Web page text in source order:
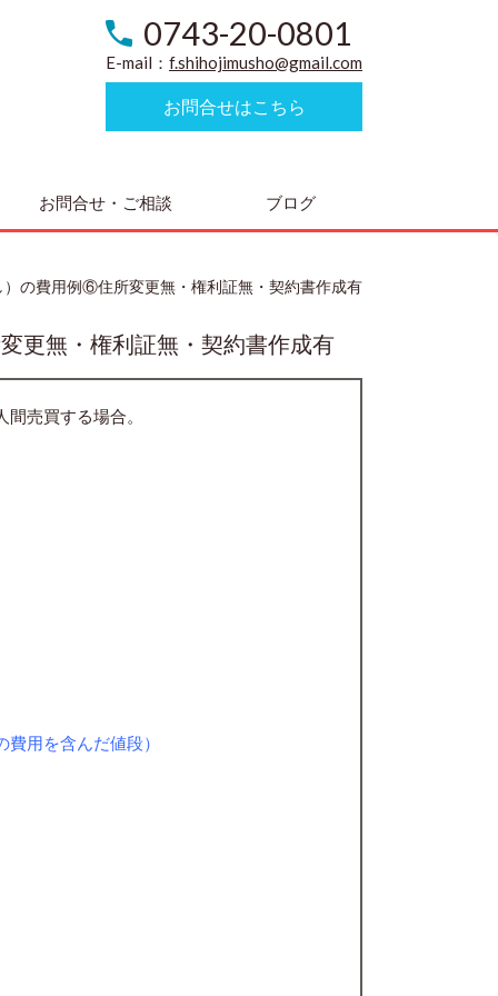
0743-20-0801
E-mail： f.shihojimusho@gmail.com
お問合せはこちら
お問合せ・ご相談 ブログ
の費用例⑥住所変更無・権利証無・契約書作成有
更無・権利証無・契約書作成有
売買する場合。
を含んだ値段）